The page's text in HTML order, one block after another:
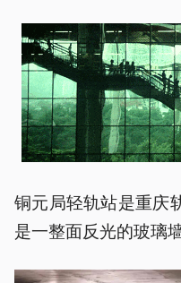
铜元局轻轨站是重庆
是一整面反光的玻璃